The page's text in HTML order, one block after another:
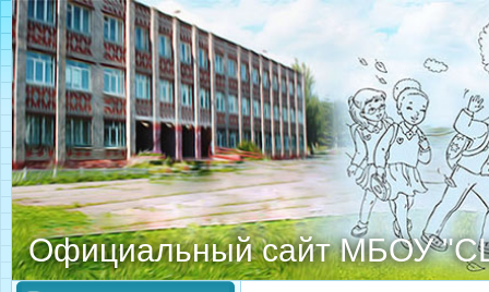
Официальный сайт МБОУ